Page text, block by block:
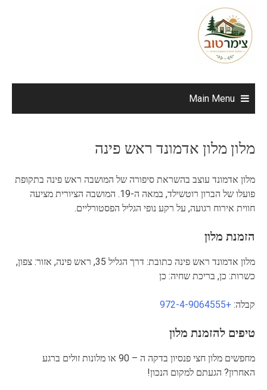
content
Main Menu
מלון מלון אדמונד ראש פינה
מלון אדמונד עוצב בהשראת סיפורה של המושבה ראש פינה בתקופת
פועלו של הברון רוטשילד, במאה ה-19. המושבה הציורית מציעה
חווית אירוח רגועה, על רקע נופי הגליל הפסטורליים.
הזמנת מלון
מלון אדמונד ראש פינה כתובת: דרך הגליל 35, ראש פינה, אזור: צפון,
כשרות: כן, בריכת שחיה: כן
קבלה: +972-4-9064555
טיפים להזמנת מלון
מחפשים מלון חצי פנסיון בדקה ה – 90 או מלונות זולים ברגע
האחרון? הגעתם למקום הנכון!